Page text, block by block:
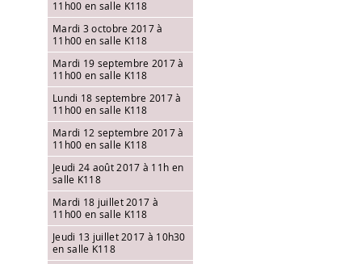
11h00 en salle K118
Mardi 3 octobre 2017 à
11h00 en salle K118
Mardi 19 septembre 2017 à
11h00 en salle K118
Lundi 18 septembre 2017 à
11h00 en salle K118
Mardi 12 septembre 2017 à
11h00 en salle K118
Jeudi 24 août 2017 à 11h en
salle K118
Mardi 18 juillet 2017 à
11h00 en salle K118
Jeudi 13 juillet 2017 à 10h30
en salle K118